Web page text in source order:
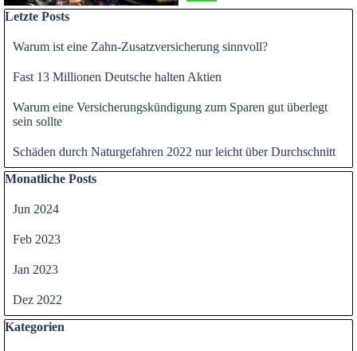
Block überspringen Letzte Posts
Letzte Posts
Warum ist eine Zahn-Zusatzversicherung sinnvoll?
Fast 13 Millionen Deutsche halten Aktien
Warum eine Versicherungskündigung zum Sparen gut überlegt
sein sollte
Schäden durch Naturgefahren 2022 nur leicht über Durchschnitt
Block überspringen Monatliche Posts
Monatliche Posts
Jun 2024
Feb 2023
Jan 2023
Dez 2022
Block überspringen Kategorien
Kategorien